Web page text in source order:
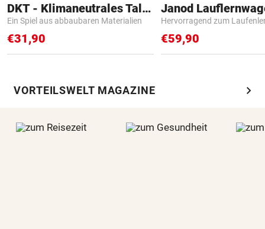
DKT - Klimaneutrales Talent
Ein Spiel aus abbaubaren Materialien
€31,90
Janod
Hervorragend zum
€59,90
VORTEILSWELT MAGAZINE chevron_right